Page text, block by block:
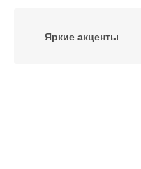
Яркие акценты